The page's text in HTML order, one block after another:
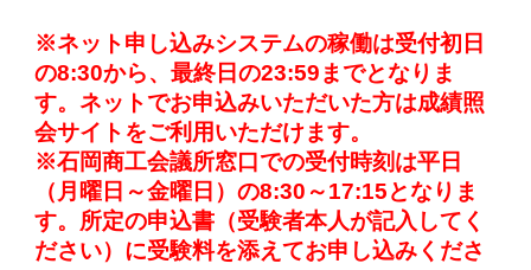
※ネット申し込みシステムの稼働は受付初日
の8:30から、最終日の23:59までとなりま
す。ネットでお申込みいただいた方は成績照
会サイトをご利用いただけます。
※石岡商工会議所窓口での受付時刻は平日
（月曜日～金曜日）の8:30～17:15となりま
す。所定の申込書（受験者本人が記入してく
ださい）に受験料を添えてお申し込みくださ